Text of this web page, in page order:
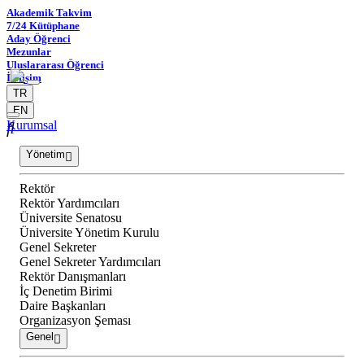
Akademik Takvim
7/24 Kütüphane
Aday Öğrenci
Mezunlar
Uluslararası Öğrenci
İletişim
TR
EN
Kurumsal
Yönetim
Rektör
Rektör Yardımcıları
Üniversite Senatosu
Üniversite Yönetim Kurulu
Genel Sekreter
Genel Sekreter Yardımcıları
Rektör Danışmanları
İç Denetim Birimi
Daire Başkanları
Organizasyon Şeması
Genel